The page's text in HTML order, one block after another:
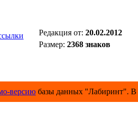
Редакция от: 20.02.2012
Размер: 2368 знаков
версию базы данных "Лабиринт". В